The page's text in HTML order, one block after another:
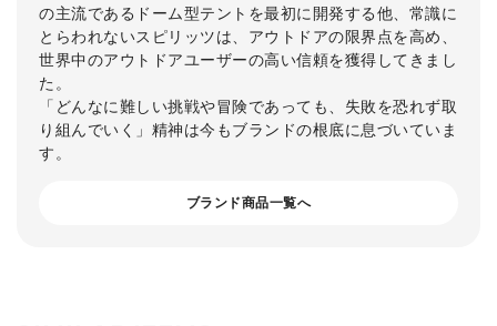
の主流であるドーム型テントを最初に開発する他、常識に
とらわれないスピリッツは、アウトドアの限界点を高め、
世界中のアウトドアユーザーの高い信頼を獲得してきまし
た。
「どんなに難しい挑戦や冒険であっても、失敗を恐れず取
り組んでいく」精神は今もブランドの根底に息づいていま
す。
ブランド商品一覧へ